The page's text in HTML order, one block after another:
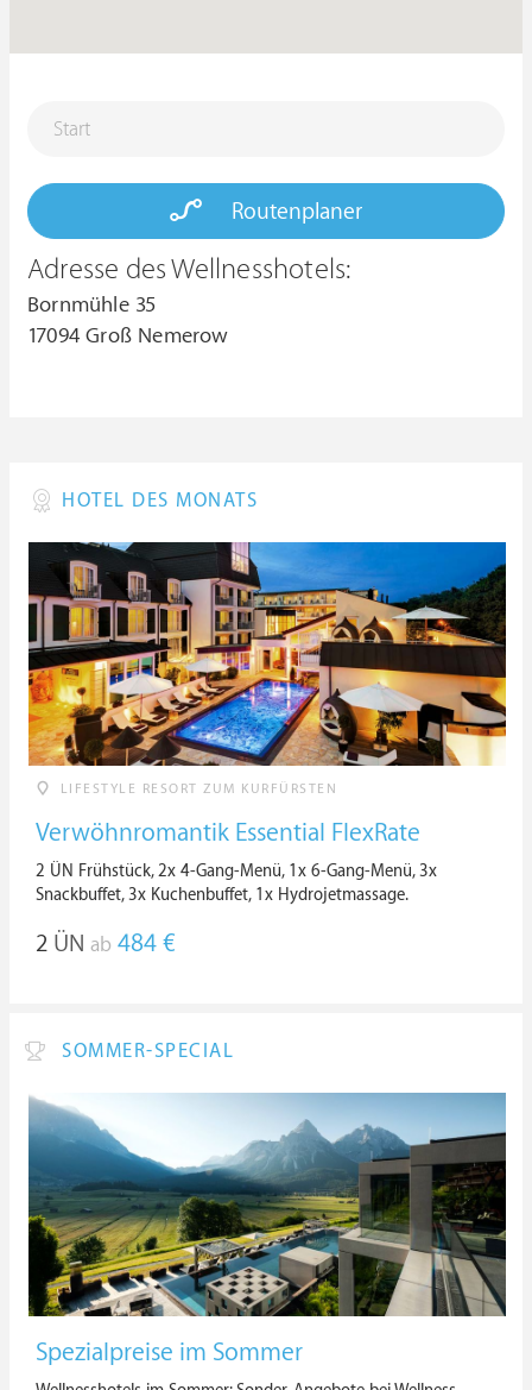
Routenplaner
Adresse des Wellnesshotels:
Bornmühle 35
17094 Groß Nemerow
HOTEL DES MONATS
LIFESTYLE RESORT ZUM KURFÜRSTEN
Verwöhnromantik Essential FlexRate
2 ÜN Frühstück, 2x 4-Gang-Menü, 1x 6-Gang-Menü, 3x
Snackbuffet, 3x Kuchenbuffet, 1x Hydrojetmassage.
2 ÜN ab 484 €
SOMMER-SPECIAL
Spezialpreise im Sommer